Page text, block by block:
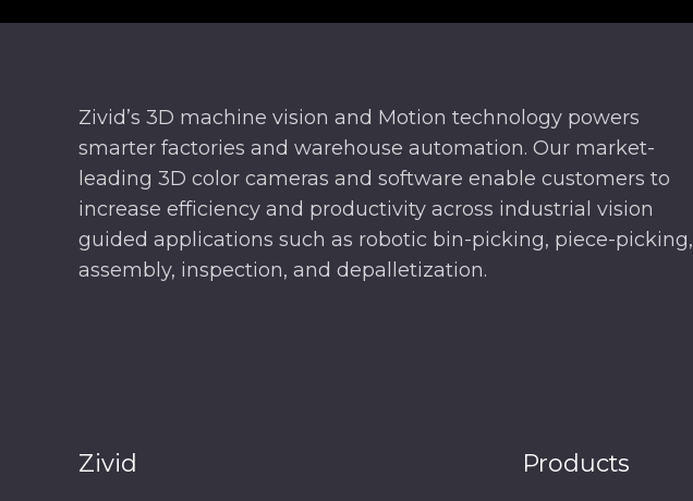
즈
Zivid’s 3D machine vision and Motion technology powers
smarter factories and warehouse automation. Our market-
leading 3D color cameras and software enable customers to
increase efficiency and productivity across industrial vision
guided applications such as robotic bin-picking, piece-picking,
assembly, inspection, and depalletization.
Zivid Products